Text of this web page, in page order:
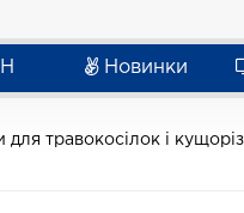
Новинки
для травокосілок і